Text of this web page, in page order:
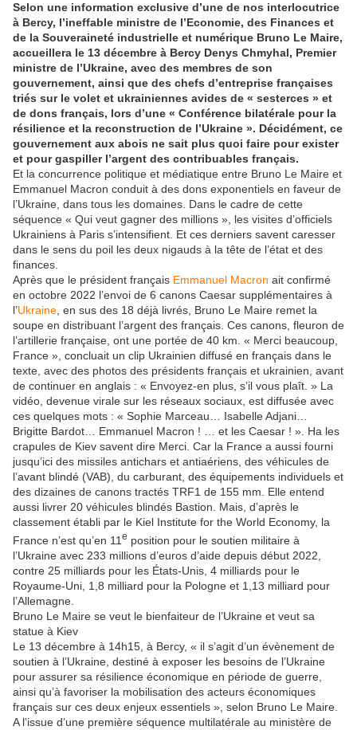
Selon une information exclusive d’une de nos interlocutrice
à Bercy, l’ineffable ministre de l’Economie, des Finances et
de la Souveraineté industrielle et numérique Bruno Le Maire,
accueillera le 13 décembre à Bercy Denys Chmyhal, Premier
ministre de l’Ukraine, avec des membres de son
gouvernement, ainsi que des chefs d’entreprise françaises
triés sur le volet et ukrainiennes avides de « sesterces » et
de dons français, lors d’une « Conférence bilatérale pour la
résilience et la reconstruction de l’Ukraine ». Décidément, ce
gouvernement aux abois ne sait plus quoi faire pour exister
et pour gaspiller l’argent des contribuables français.
Et la concurrence politique et médiatique entre Bruno Le Maire et
Emmanuel Macron conduit à des dons exponentiels en faveur de
l’Ukraine, dans tous les domaines. Dans le cadre de cette
séquence « Qui veut gagner des millions », les visites d’officiels
Ukrainiens à Paris s’intensifient. Et ces derniers savent caresser
dans le sens du poil les deux nigauds à la tête de l’état et des
finances.
Après que le président français Emmanuel Macron ait confirmé
en octobre 2022 l’envoi de 6 canons Caesar supplémentaires à
l’Ukraine , en sus des 18 déjà livrés, Bruno Le Maire remet la
soupe en distribuant l’argent des français. Ces canons, fleuron de
l’artillerie française, ont une portée de 40 km. « Merci beaucoup,
France », concluait un clip Ukrainien diffusé en français dans le
texte, avec des photos des présidents français et ukrainien, avant
de continuer en anglais : « Envoyez-en plus, s’il vous plaît. » La
vidéo, devenue virale sur les réseaux sociaux, est diffusée avec
ces quelques mots : « Sophie Marceau… Isabelle Adjani…
Brigitte Bardot… Emmanuel Macron ! … et les Caesar ! ». Ha les
crapules de Kiev savent dire Merci. Car la France a aussi fourni
jusqu’ici des missiles antichars et antiaériens, des véhicules de
l’avant blindé (VAB), du carburant, des équipements individuels et
des dizaines de canons tractés TRF1 de 155 mm. Elle entend
aussi livrer 20 véhicules blindés Bastion. Mais, d’après le
classement établi par le Kiel Institute for the World Economy, la
France n’est qu’en 11 e position pour le soutien militaire à
l’Ukraine avec 233 millions d’euros d’aide depuis début 2022,
contre 25 milliards pour les États-Unis, 4 milliards pour le
Royaume-Uni, 1,8 milliard pour la Pologne et 1,13 milliard pour
l’Allemagne.
Bruno Le Maire se veut le bienfaiteur de l’Ukraine et veut sa
statue à Kiev
Le 13 décembre à 14h15, à Bercy, « il s’agit d’un évènement de
soutien à l’Ukraine, destiné à exposer les besoins de l’Ukraine
pour assurer sa résilience économique en période de guerre,
ainsi qu’à favoriser la mobilisation des acteurs économiques
français sur ces deux enjeux essentiels », selon Bruno Le Maire.
A l’issue d’une première séquence multilatérale au ministère de